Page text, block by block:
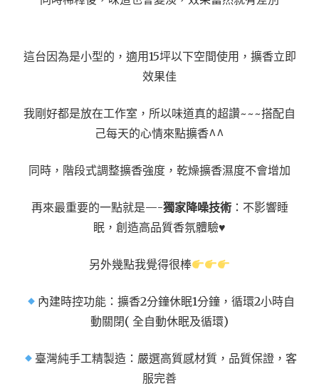
這台因為是小型的，適用15坪以下空間使用，擴香立即
效果佳
我剛好都是放在工作室，所以味道真的超讚~~~搭配自
己每天的心情來點擴香^^
同時，階段式調整擴香強度，乾燥擴香濕度不會增加
再來最重要的一點就是—-獨家降噪技術：不影響睡
眠，創造高品質香氛體驗♥
另外幾點我覺得很棒
內建時控功能：擴香2分鐘休眠1分鐘，循環2小時自
動關閉( 全自動休眠及循環)
臺灣純手工精製造：嚴選高質感材質，品質保證，客
服完善